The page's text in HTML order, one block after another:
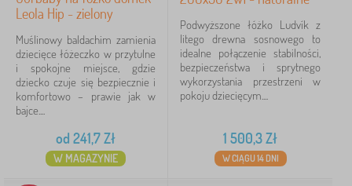
Leola Hip - zielony
Muślinowy baldachim zamienia
dziecięce łóżeczko w przytulne
i spokojne miejsce, gdzie
dziecko czuje się bezpiecznie i
komfortowo – prawie jak w
bajce....
od 241,7Zł
W MAGAZYNIE
Podwyższone łóżko Ludvík z
litego drewna sosnowego to
idealne połączenie stabilności,
bezpieczeństwa i sprytnego
wykorzystania przestrzeni w
pokoju dziecięcym....
1 500,3Zł
W CIĄGU 14 DNI